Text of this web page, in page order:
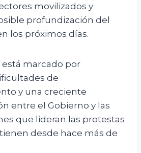
movilizados y
profundización del
los próximos días.
está marcado por
de
y una creciente
entre el Gobierno y las
que lideran las protestas
desde hace más de